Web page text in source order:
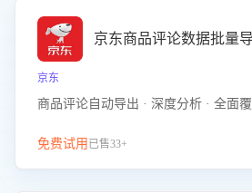
京东商品评论数据批量
京东
商品评论自动导出 · 深度分析 · 全面
免费试用 已售33+